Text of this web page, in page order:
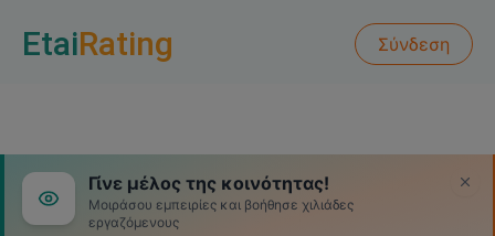
EtaiRating Σύνδεση
Γίνε μέλος της κοινότητας!
Μοιράσου εμπειρίες και βοήθησε χιλιάδες
εργαζόμενους